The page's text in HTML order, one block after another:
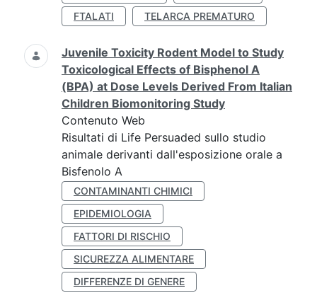
FTALATI
TELARCA PREMATURO
Juvenile Toxicity Rodent Model to Study
Toxicological Effects of Bisphenol A
(BPA) at Dose Levels Derived From Italian
Children Biomonitoring Study
Contenuto Web
Risultati di Life Persuaded sullo studio
animale derivanti dall'esposizione orale a
Bisfenolo A
CONTAMINANTI CHIMICI
EPIDEMIOLOGIA
FATTORI DI RISCHIO
SICUREZZA ALIMENTARE
DIFFERENZE DI GENERE